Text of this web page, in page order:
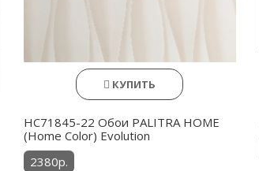
КУПИТЬ
HC71845-22 Обои PALITRA HOME
(Home Color) Evolution
2380р.